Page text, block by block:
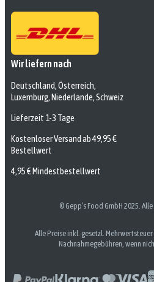
Wir liefern nach
Deutschland, Österreich,
Luxemburg, Niederlande, Schweiz
Lieferzeit 1-3 Tage
Kostenloser Versand ab 49,95 €
Bestellwert
4,95 € Mindestbestellwert
© Gepp’s Food GmbH 2025.
Alle Preise inkl. gesetzl.
Nachnahmegebühren, wenn